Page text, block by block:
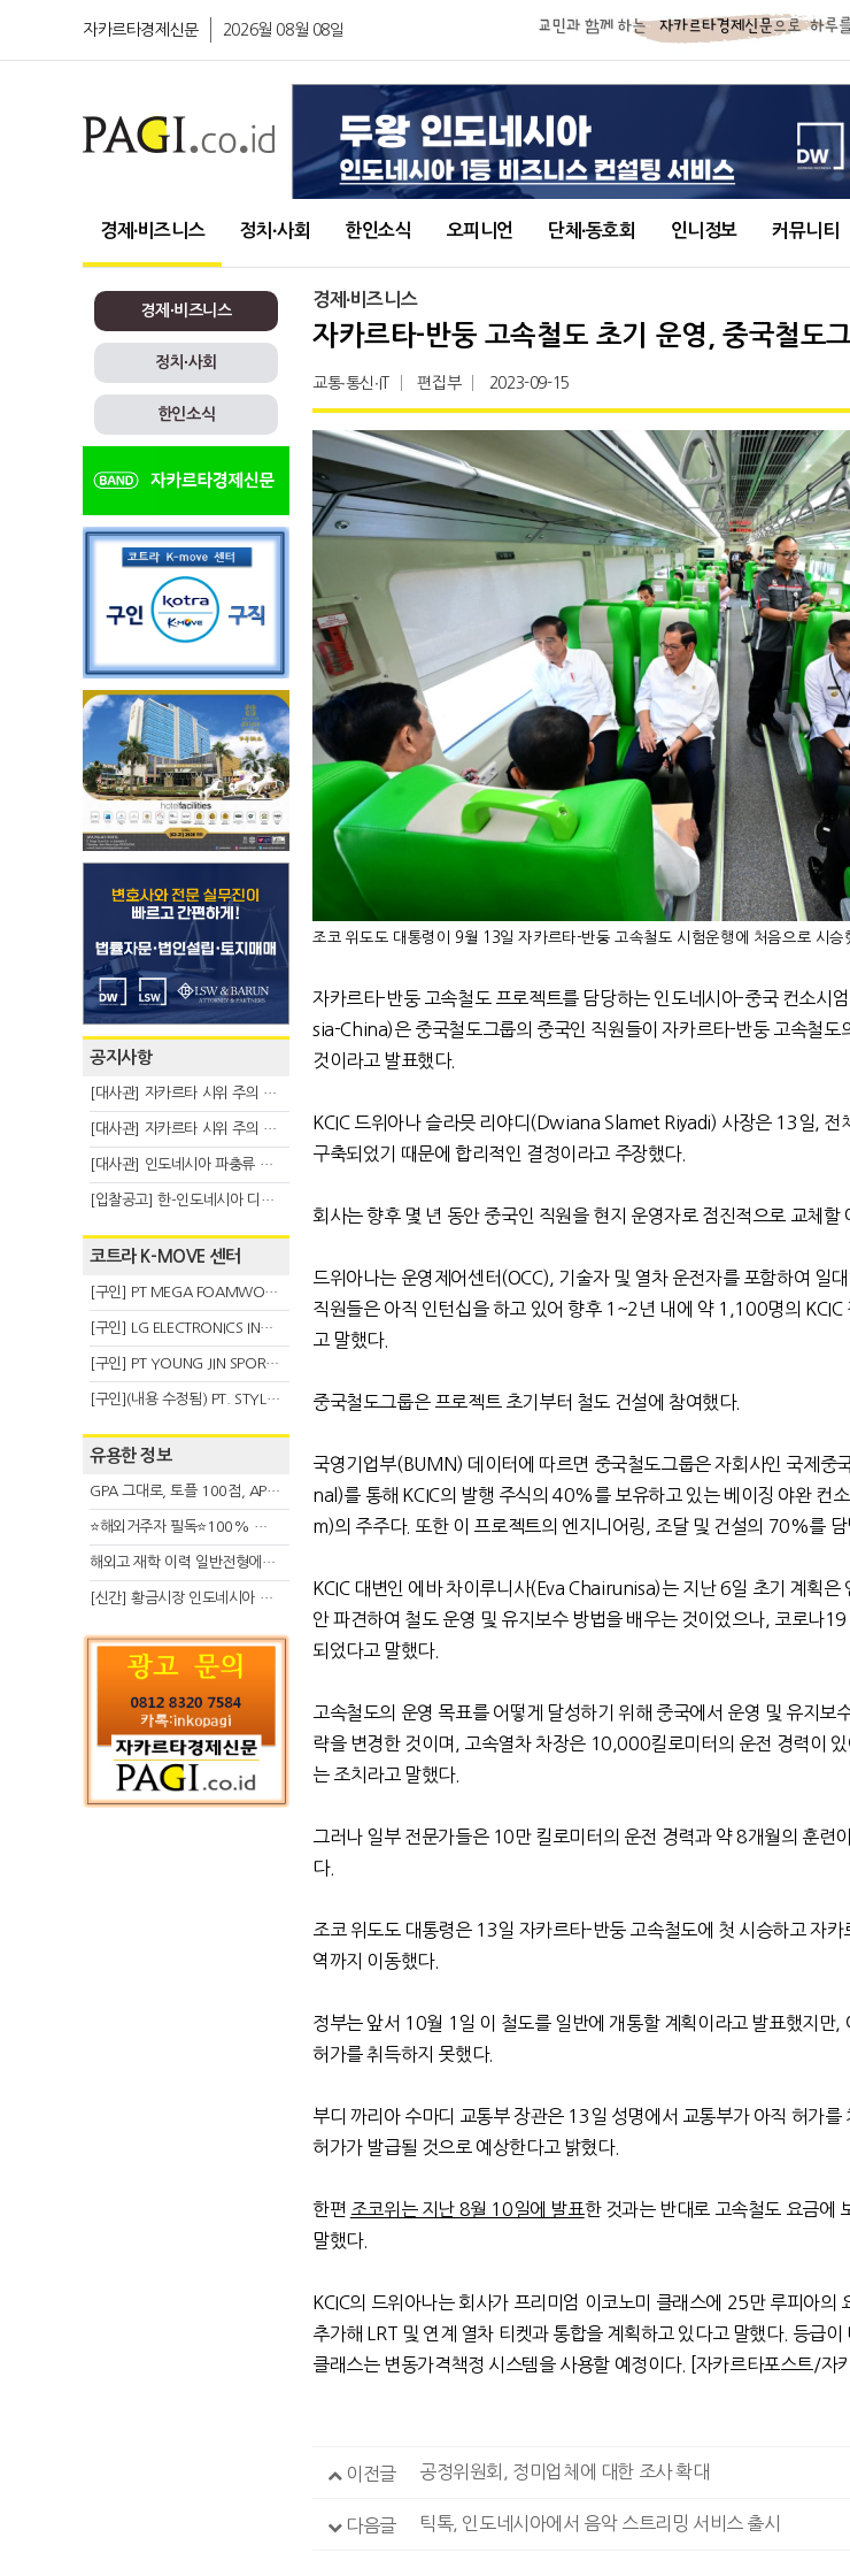
자카르타경제신문 2026월 08월 08일
경제∙비즈니스 정치∙사회 한인소식 오피니언 단체∙동호회 인니정보 커뮤니티
경제∙비즈니스
정치∙사회
한인소식
공지사항
[대사관] 자카르타 시위 주의 안내(8.6)
[대사관] 자카르타 시위 주의 안내(8.3)
[대사관] 인도네시아 파충류 불법 반출 주의 (7.29)
[입찰공고] 한-인도네시아 디지털융복합 탈 전시회
코트라 K-MOVE 센터
[구인] PT MEGA FOAMWORKS INDONESIA
[구인] LG ELECTRONICS INDONESIA
[구인] PT YOUNG JIN SPORT INDONESIA
[구인](내용 수정됨) PT. STYLE KOREAN INDONESIA (스타일 코리안 인도네시아)
유용한 정보
GPA 그대로, 토플 100점, AP 막막 — 원인은 하나입니다
⭐해외거주자 필독⭐100% 온라인 마지막 한국어교원 2급 추가모집 (~8/2)
해외고 재학 이력 일반전형에서 분명한 입시 강점 살리는 전략
[신간] 황금시장 인도네시아 슈퍼리치의 성공 수업
경제∙비즈니스
자카르타-반둥 고속철도 초기 운영, 중국철도
교통∙통신∙IT 편집부 2023-09-15
조코 위도도 대통령이 9월 13일 자카르타-반둥 고속철도 시험운행에 처음으로 시
자카르타-반둥 고속철도 프로젝트를 담당하는 인도네시아-중국 컨소시엄
sia-China)은중국철도그룹의 중국인 직원들이 자카르타-반둥 고속철도
것이라고 발표했다.
KCIC 드위아나 슬라믓 리야디 (Dwiana Slamet Riyadi) 사장은13일 전
구축되었기 때문에 합리적인 결정이라고 주장했다.
회사는 향후 몇 년 동안 중국인 직원을 현지 운영자로 점진적으로 교체할
드위아나는 운영제어센터(OCC), 기술자 및 열차 운전자를 포함하여 일
직원들은 아직 인턴십을 하고 있어 향후1~2 년 내에 약1,100명의 KCIC
고 말했다.
중국철도그룹은 프로젝트 초기부터 철도 건설에 참여했다.
국영기업부(BUMN) 데이터에 따르면 중국철도그룹은 자회사인 국제중
nal)를 통해 KCIC의 발행 주식의 40%를 보유하고 있는 베이징 야완 컨
m)의 주주다. 또한 이 프로젝트의 엔지니어링 조달 및 건설의 70%를
KCIC 대변인 에바 차이루니사(Eva Chairunisa)는 지난6일 초기 계획은
안 파견하여 철도 운영 및 유지보수 방법을 배우는 것이었으나, 코로나19
되었다고 말했다.
고속철도의 운영 목표를 어떻게 달성하기 위해 중국에서 운영 및 유지보
략을 변경한 것이며
고속열차 차장은 10,000킬로미터의 운전 경력이
는 조치라고 말했다.
그러나 일부 전문가들은10만 킬로미터의 운전 경력과 약8개월의 훈련
다.
조코 위도도 대통령은13일 자카르타-반둥 고속철도에 첫 시승하고 자
역까지 이동했다.
정부는 앞서 10월 1 일 이 철도를 일반에 개통할 계획이라고 발표했지만,
허가를 취득하지 못했다.
부디 까리아 수마디 교통부 장관은13일 성명에서 교통부가 아직 허가를
허가가 발급될 것으로 예상한다고 밝혔다.
한편 조코위는 지난 8월 10일에 발표한 것과는 반대로 고속철도 요금에
말했다.
KCIC의 드위아나는 회사가 프리미엄 이코노미 클래스에 25만 루피아의
추가해
LRT 및 연계 열차 티켓과 통합을 계획하고 있다고 말했다. 등급이
클래스는 변동가격책정 시스템을 사용할 예정이다. [ 자카르타포스트 /자
이전글 공정위원회, 정미업체에 대한 조사 확대
다음글 틱톡, 인도네시아에서 음악 스트리밍 서비스 출시